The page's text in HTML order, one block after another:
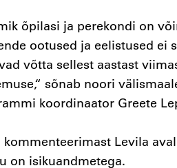
õpilasi ja perekondi on
ootused ja eelistused ei
võtta sellest aastast
sõnab noori
koordinaator Greete
Levila
on isikuandmetega.